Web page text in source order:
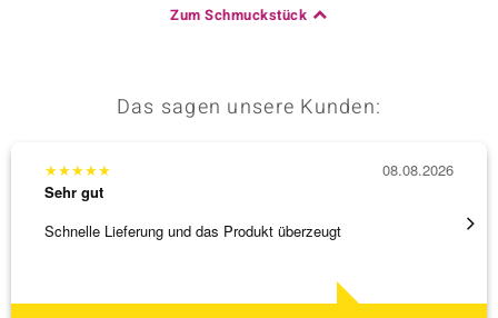
Zum Schmuckstück
Das sagen unsere Kunden:
★★★★★
Sehr gut
Schnelle Lieferung und das Produkt überzeugt
08.08.2026